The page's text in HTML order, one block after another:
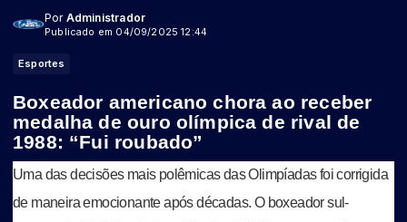
Por Administrador
Publicado em 04/09/2025 12:44
Esportes
Boxeador americano chora ao receber
medalha de ouro olímpica de rival de
1988: “Fui roubado”
Uma das decisões mais polêmicas das Olimpíadas foi corrigida
de maneira emocionante após décadas. O boxeador sul-